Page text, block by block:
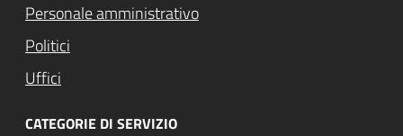
Personale amministrativo
Politici
Uffici
CATEGORIE DI SERVIZIO